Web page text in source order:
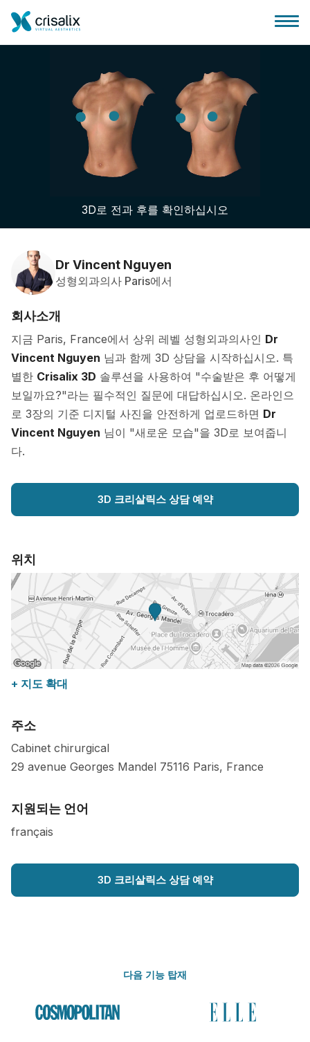
3D 비즈니스 플랫폼
환자 후기
3D로 전과 후를 확인하십시오
Dr Vincent Nguyen
성형외과의사 Paris에서
회사소개
지금 Paris, France에서 상위 레벨 성형외과의사인 Dr
Vincent Nguyen 님과 함께 3D 상담을 시작하십시오. 특
별한 Crisalix 3D 솔루션을 사용하여 "수술받은 후 어떻게
보일까요?"라는 필수적인 질문에 대답하십시오. 온라인으
로 3장의 기준 디지털 사진을 안전하게 업로드하면 Dr
Vincent Nguyen 님이 "새로운 모습"을 3D로 보여줍니
다.
3D 크리살릭스 상담 예약
위치
+ 지도 확대
주소
Cabinet chirurgical
29 avenue Georges Mandel 75116 Paris, France
지원되는 언어
français
3D 크리살릭스 상담 예약
다음 기능 탑재